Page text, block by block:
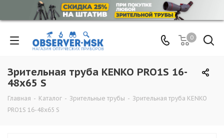
0
Зрительная труба KENKO PRO1S 16-
48x65 S
Главная - Каталог - Зрительные трубы - Зрительная труба KENKO
PRO1S 16-48x65 S